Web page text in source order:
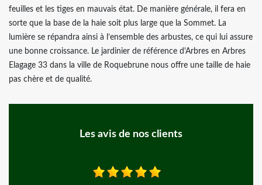
feuilles et les tiges en mauvais état. De manière générale, il fera en
sorte que la base de la haie soit plus large que la Sommet. La
lumière se répandra ainsi à l’ensemble des arbustes, ce qui lui assure
une bonne croissance. Le jardinier de référence d'Arbres en Arbres
Elagage 33 dans la ville de Roquebrune nous offre une taille de haie
pas chère et de qualité.
Les avis de nos clients